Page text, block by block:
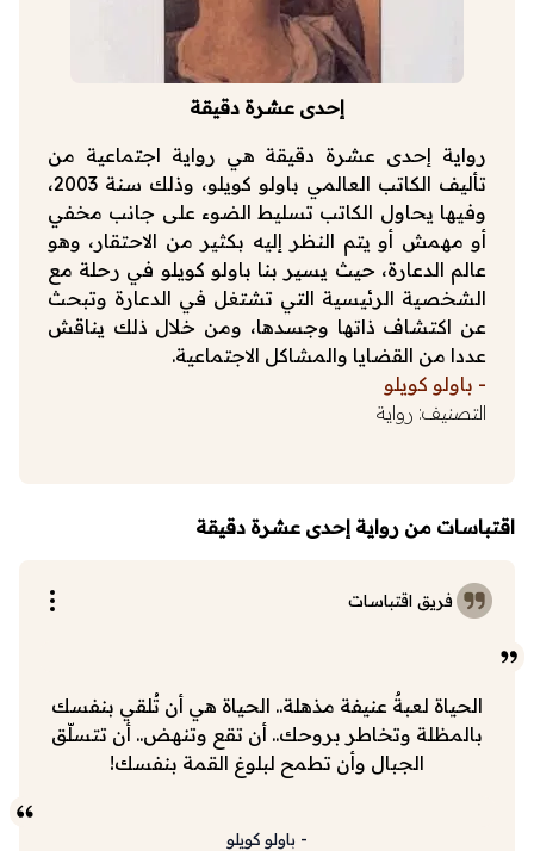
إحدى عشرة دقيقة
رواية إحدى عشرة دقيقة هي رواية اجتماعية من
تأليف الكاتب العالمي باولو كويلو، وذلك سنة 2003،
وفيها يحاول الكاتب تسليط الضوء على جانب مخفي
أو مهمش أو يتم النظر إليه بكثير من الاحتقار، وهو
عالم الدعارة، حيث يسير بنا باولو كويلو في رحلة مع
الشخصية الرئيسية التي تشتغل في الدعارة وتبحث
عن اكتشاف ذاتها وجسدها، ومن خلال ذلك يناقش
عددا من القضايا والمشاكل الاجتماعية.
- باولو كويلو
التصنيف: رواية
اقتباسات من رواية إحدى عشرة دقيقة
فريق اقتباسات
الحياة لعبةٌ عنيفة مذهلة.. الحياة هي أن تُلقي بنفسك
بالمظلة وتخاطر بروحك.. أن تقع وتنهض.. أن تتسلّق
الجبال وأن تطمح لبلوغ القمة بنفسك!
- باولو كويلو